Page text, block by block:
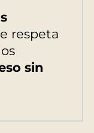
respeta
sin